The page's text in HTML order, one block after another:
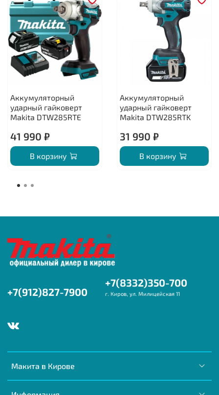
Аккумуляторный
ударный гайковерт
Makita DTW285RTE
41 990 ₽
В корзину
Аккумуляторный
ударный гайковерт
Makita DTW285RTK
31 990 ₽
В корзину
Макита в Кирове
+7(912)827-7900
+7(8332)350-700
г. Киров, ул. Милицейская 11